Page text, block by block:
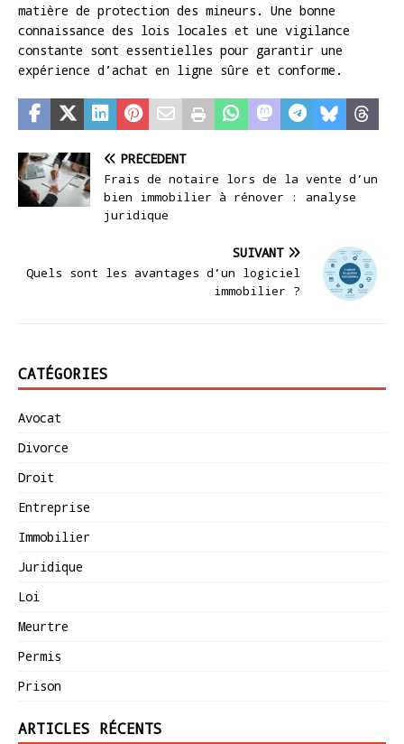
matière de protection des mineurs. Une bonne
connaissance des lois locales et une vigilance
constante sont essentielles pour garantir une
expérience d’achat en ligne sûre et conforme.
PRÉCÉDENT
Frais de notaire lors de la vente d’un
bien immobilier à rénover : analyse
juridique
SUIVANT
Quels sont les avantages d’un logiciel
immobilier ?
CATÉGORIES
Avocat
Divorce
Droit
Entreprise
Immobilier
Juridique
Loi
Meurtre
Permis
Prison
ARTICLES RÉCENTS